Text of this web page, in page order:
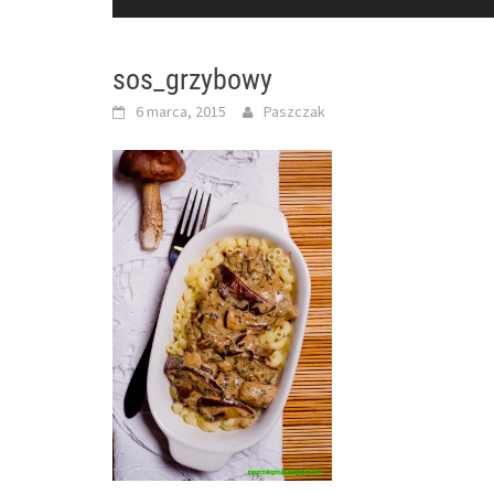
sos_grzybowy
6 marca, 2015 Paszczak